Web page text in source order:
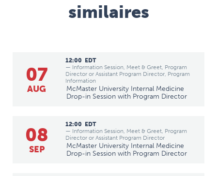
similaires
07
AUG
12:00 EDT
— Information Session, Meet & Greet, Program
Director or Assistant Program Director, Program
Information
McMaster University Internal Medicine
Drop-in Session with Program Director
08
SEP
12:00
EDT
— Information Session, Meet & Greet, Program
Director or Assistant Program Director
McMaster University Internal Medicine
Drop-in Session with Program Director